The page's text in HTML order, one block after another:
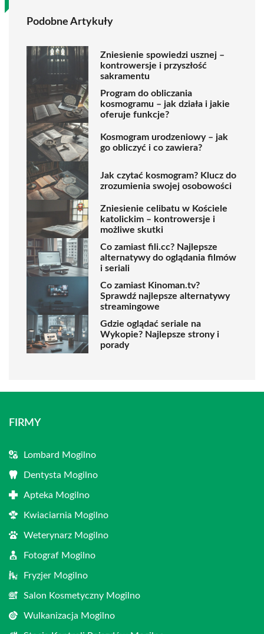
Podobne Artykuły
Zniesienie spowiedzi usznej –
kontrowersje i przyszłość
sakramentu
Program do obliczania
kosmogramu – jak działa i jakie
oferuje funkcje?
Kosmogram urodzeniowy – jak
go obliczyć i co zawiera?
Jak czytać kosmogram? Klucz do
zrozumienia swojej osobowości
Zniesienie celibatu w Kościele
katolickim – kontrowersje i
możliwe skutki
Co zamiast fili.cc? Najlepsze
alternatywy do oglądania filmów
i seriali
Co zamiast Kinoman.tv?
Sprawdź najlepsze alternatywy
streamingowe
Gdzie oglądać seriale na
Wykopie? Najlepsze strony i
porady
FIRMY
Lombard Mogilno
Dentysta Mogilno
Apteka Mogilno
Kwiaciarnia Mogilno
Weterynarz Mogilno
Fotograf Mogilno
Fryzjer Mogilno
Salon Kosmetyczny Mogilno
Wulkanizacja Mogilno